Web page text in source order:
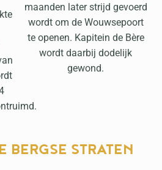
maanden later strijd gevoerd
wordt om de Wouwsepoort
te openen. Kapitein de Bère
wordt daarbij dodelijk
gewond.
BERGSE STRATEN